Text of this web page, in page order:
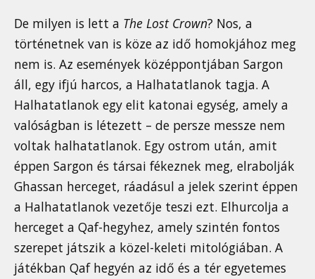
De milyen is lett a The Lost Crown? Nos, a
történetnek van is köze az idő homokjához meg
nem is. Az események középpontjában Sargon
áll, egy ifjú harcos, a Halhatatlanok tagja. A
Halhatatlanok egy elit katonai egység, amely a
valóságban is létezett – de persze messze nem
voltak halhatatlanok. Egy ostrom után, amit
éppen Sargon és társai fékeznek meg, elrabolják
Ghassan herceget, ráadásul a jelek szerint éppen
a Halhatatlanok vezetője teszi ezt. Elhurcolja a
herceget a Qaf-hegyhez, amely szintén fontos
szerepet játszik a közel-keleti mitológiában. A
játékban Qaf hegyén az idő és a tér egyetemes